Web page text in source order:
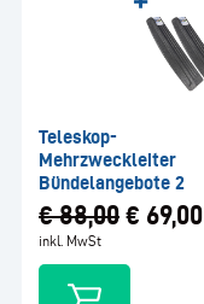
Teleskop-
Mehrzweckleiter
Bündelangebote 2
€88,00 € 69,00
inkl. MwSt